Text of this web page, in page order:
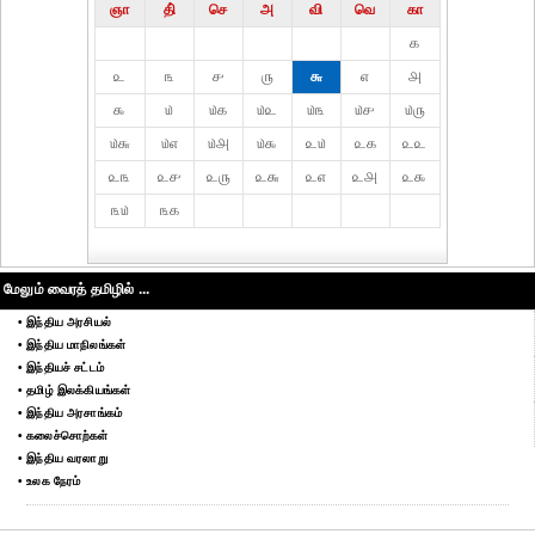
ஞா தி் செ அ வி வெ
கா
௧
௨
௩ ௪ ௫ ௬ ௭
௮
௯
௰ ௰௧ ௰௨ ௰௩ ௰௪
௰௫
௰௬
௰௭ ௰௮ ௰௯ ௨௰ ௨௧
௨௨
௨௩
௨௪ ௨௫ ௨௬ ௨௭ ௨௮
௨௯
௩௰
௩௧
மேலும் வைரத் தமிழில் ...
• இந்திய அரசியல்
• இந்திய மாநிலங்கள்
• இந்தியச் சட்டம்
• தமிழ் இலக்கியங்கள்
• இந்திய அரசாங்கம்
• கலைச்சொற்கள்
• இந்திய வரலாறு
• உலக நேரம்